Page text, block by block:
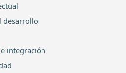
desarrollo
integración